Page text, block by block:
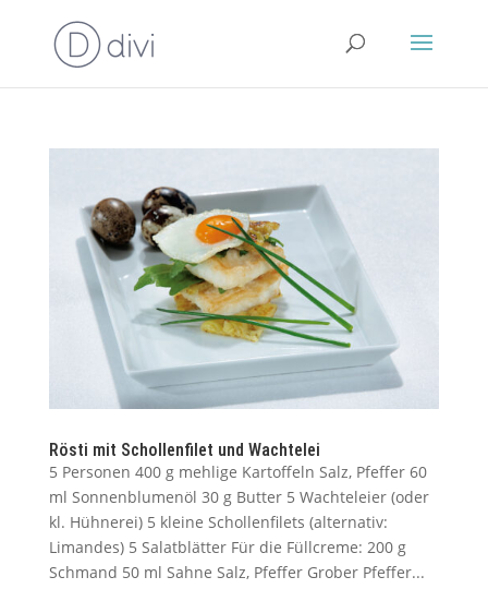
Rösti mit Schollenfilet und Wachtelei
5 Personen 400 g mehlige Kartoffeln Salz, Pfeffer 60
ml Sonnenblumenöl 30 g Butter 5 Wachteleier (oder
kl. Hühnerei) 5 kleine Schollenfilets (alternativ:
Limandes) 5 Salatblätter Für die Füllcreme: 200 g
Schmand 50 ml Sahne Salz, Pfeffer Grober Pfeffer...